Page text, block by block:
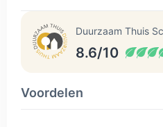
Duurzaam Thuis
8.6/10
Voordelen